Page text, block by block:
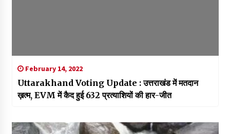
February 14, 2022
Uttarakhand Voting Update : उत्तराखंड में मतदान
ख़त्म, EVM में कैद हुई 632 प्रत्याशियों की हार-जीत